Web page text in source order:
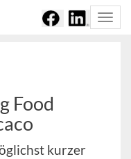
Food
kurzer